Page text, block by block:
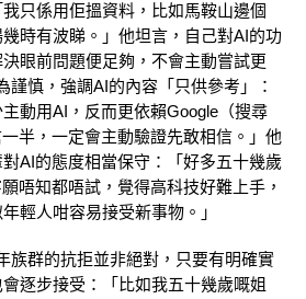
只係用佢搵資料，比如馬鞍山邊個
時有波睇。」他坦言，自己對AI的功
眼前問題便足夠，不會主動嘗試更
謹慎，強調AI的內容「只供參考」：
主動用AI，反而更依賴Google（搜尋
半，一定會主動驗證先敢相信。」他
AI的態度相當保守：「好多五十幾歲
唔知都唔試，覺得高科技好難上手，
輕人咁容易接受新事物。」
族群的抗拒並非絕對，只要有明確實
逐步接受：「比如我五十幾歲嘅姐